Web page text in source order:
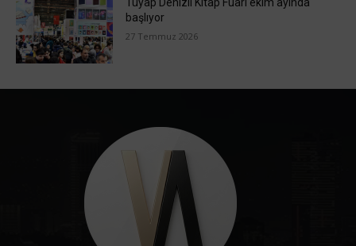
başlıyor
27 Temmuz 2026